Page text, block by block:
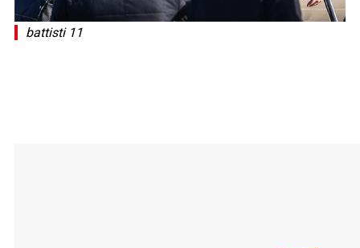
battisti 11